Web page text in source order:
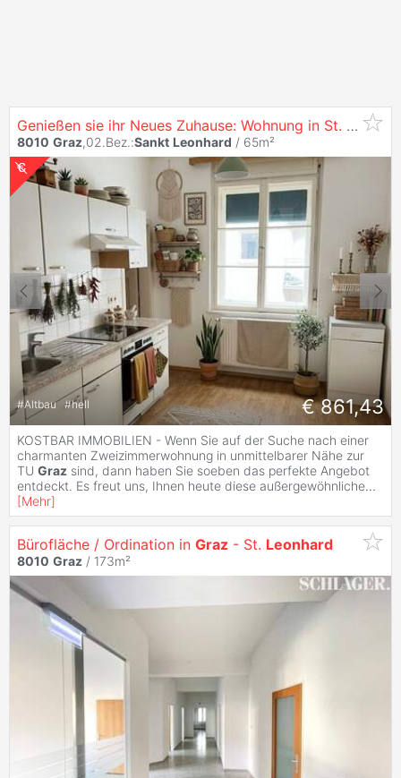
Genießen sie ihr Neues Zuhause: Wohnung in St.
8010 Graz,02.Bez.:Sankt Leonhard / 65m²
#Altbau #hell € 861,43
KOSTBAR IMMOBILIEN - Wenn Sie auf der Suche nach einer
charmanten Zweizimmerwohnung in unmittelbarer Nähe zur
TU Graz sind, dann haben Sie soeben das perfekte Angebot
entdeckt. Es freut uns, Ihnen heute diese außergewöhnliche...
[Mehr]
Bürofläche / Ordination in Graz - St. Leonhard
8010 Graz / 173m²